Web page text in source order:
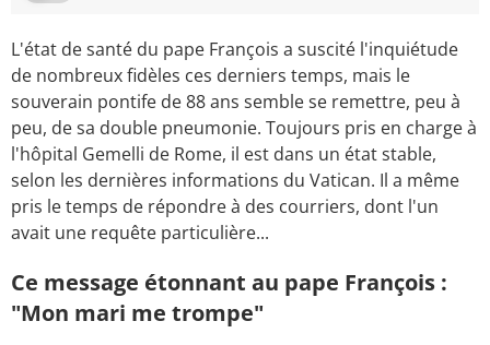
L'état de santé du pape François a suscité l'inquiétude
de nombreux fidèles ces derniers temps, mais le
souverain pontife de 88 ans semble se remettre, peu à
peu, de sa double pneumonie. Toujours pris en charge à
l'hôpital Gemelli de Rome, il est dans un état stable,
selon les dernières informations du Vatican. Il a même
pris le temps de répondre à des courriers, dont l'un
avait une requête particulière...
Ce message étonnant au pape François :
"Mon mari me trompe"